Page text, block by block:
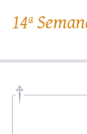
14ª